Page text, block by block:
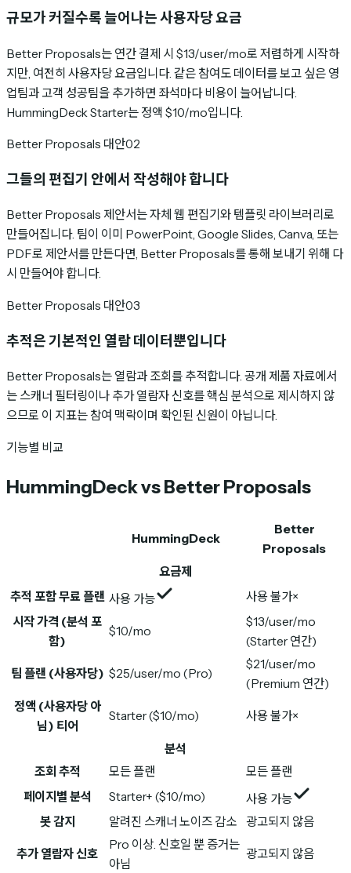
규모가 커질수록 늘어나는 사용자당 요금
Better Proposals는 연간 결제 시 $13/user/mo로 저렴하게 시작하
지만, 여전히 사용자당 요금입니다. 같은 참여도 데이터를 보고 싶은 영
업팀과 고객 성공팀을 추가하면 좌석마다 비용이 늘어납니다.
HummingDeck Starter는 정액 $10/mo입니다.
Better Proposals 대안02
그들의 편집기 안에서 작성해야 합니다
Better Proposals 제안서는 자체 웹 편집기와 템플릿 라이브러리로
만들어집니다. 팀이 이미 PowerPoint, Google Slides, Canva, 또는
PDF로 제안서를 만든다면, Better Proposals를 통해 보내기 위해 다
시 만들어야 합니다.
Better Proposals 대안03
추적은 기본적인 열람 데이터뿐입니다
Better Proposals는 열람과 조회를 추적합니다. 공개 제품 자료에서
는 스캐너 필터링이나 추가 열람자 신호를 핵심 분석으로 제시하지 않
으므로 이 지표는 참여 맥락이며 확인된 신원이 아닙니다.
기능별 비교
HummingDeck vs Better Proposals
HummingDeck
Better
Proposals
요금제
추적 포함 무료 플랜 사용 가능 사용 불가×
시작 가격 (분석 포
함)
$10/mo
$13/user/mo
(Starter 연간)
팀 플랜 (사용자당) $25/user/mo (Pro)
$21/user/mo
(Premium 연간)
정액 (사용자당 아
님) 티어
Starter ($10/mo) 사용 불가×
분석
조회 추적
모든 플랜
모든 플랜
페이지별 분석
Starter+ ($10/mo)
사용 가능
봇 감지
알려진 스캐너 노이즈 감소 광고되지 않음
추가 열람자 신호
Pro 이상. 신호일 뿐 증거는
아님
광고되지 않음